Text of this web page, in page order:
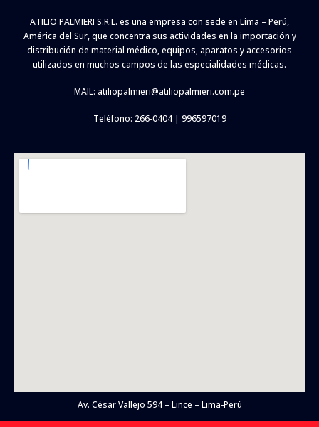
ATILIO PALMIERI S.R.L. es una empresa con sede en Lima – Perú,
América del Sur, que concentra sus actividades en la importación y
distribución de material médico, equipos, aparatos y accesorios
utilizados en muchos campos de las especialidades médicas.
MAIL: atiliopalmieri@atiliopalmieri.com.pe
Teléfono: 266-0404 | 996597019
Av. César Vallejo 594 – Lince – Lima-Perú